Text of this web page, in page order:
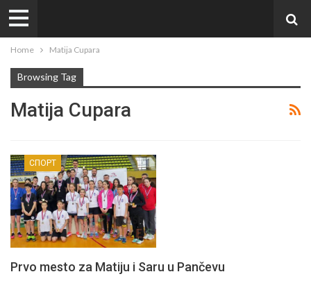
Home Matija Cupara
Browsing Tag
Matija Cupara
СПОРТ
Prvo mesto za Matiju i Saru u Pančevu